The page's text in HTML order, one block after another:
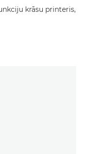
krāsu printeris,